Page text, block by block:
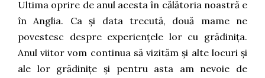
Ultima oprire de anul acesta în călătoria noastră e
în Anglia. Ca și data trecută, două mame ne
povestesc despre experiențele lor cu grădinița.
Anul viitor vom continua să vizităm și alte locuri și
ale lor grădinițe și pentru asta am nevoie de